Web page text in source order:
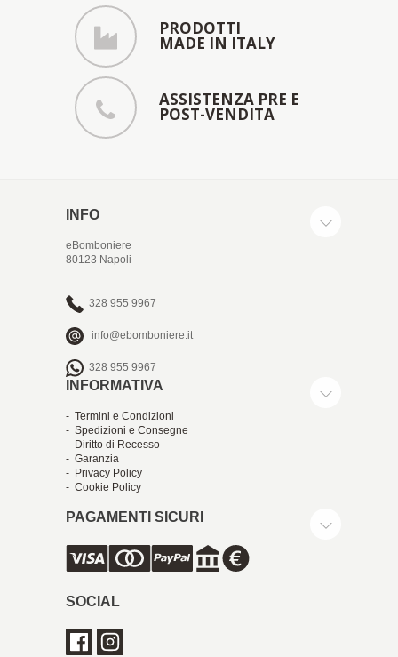
PRODOTTI
MADE IN ITALY
ASSISTENZA PRE E
POST-VENDITA
INFO
eBomboniere
80123 Napoli
328 955 9967
info@ebomboniere.it
328 955 9967
INFORMATIVA
- Termini e Condizioni
- Spedizioni e Consegne
- Diritto di Recesso
- Garanzia
- Privacy Policy
- Cookie Policy
PAGAMENTI SICURI
SOCIAL